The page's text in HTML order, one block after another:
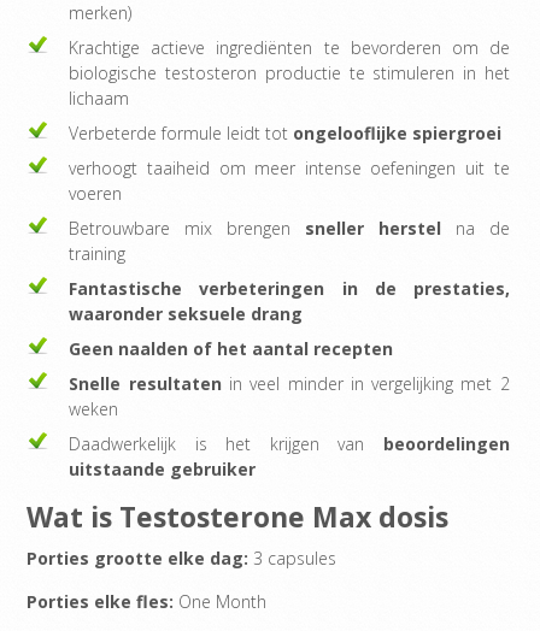
merken)
Krachtige actieve ingrediënten te bevorderen om de
biologische testosteron productie te stimuleren in het
lichaam
Verbeterde formule leidt tot ongelooflijke spiergroei
verhoogt taaiheid om meer intense oefeningen uit te
voeren
Betrouwbare mix brengen sneller herstelna de
training
Fantastische verbeteringen in de prestaties,
waaronder seksuele drang
Geen naalden of het aantal recepten
Snelle resultatenin veel minder in vergelijking met 2
weken
Daadwerkelijk is het krijgen van beoordelingen
uitstaande gebruiker
Wat is Testosterone Max dosis
Porties grootte elke dag: 3 capsules
Porties elke fles: One Month